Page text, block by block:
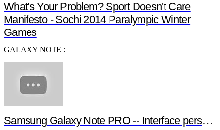
What's Your Problem? Sport Doesn't Care
Manifesto - Sochi 2014 Paralympic Winter
Games
GALAXY NOTE :
Samsung Galaxy Note PRO -- Interface personnalisable